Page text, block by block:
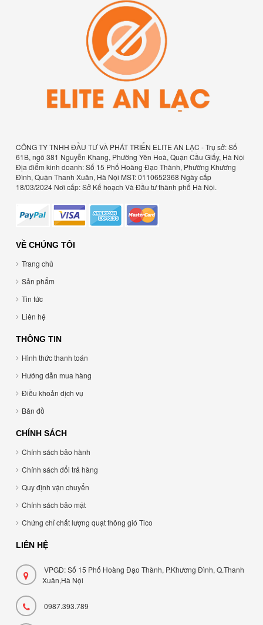
CÔNG TY TNHH ĐẦU TƯ VÀ PHÁT TRIỂN ELITE AN LẠC - Trụ sở: Số
61B, ngõ 381 Nguyễn Khang, Phường Yên Hoà, Quận Cầu Giấy, Hà Nội
Địa điểm kinh doanh: Số 15 Phố Hoàng Đạo Thành, Phường Khương
Đình, Quận Thanh Xuân, Hà Nội MST: 0110652368 Ngày cấp
18/03/2024 Nơi cấp: Sở Kế hoạch Và Đầu tư thành phố Hà Nội.
VỀ CHÚNG TÔI
Trang chủ
Sản phẩm
Tin tức
Liên hệ
THÔNG TIN
Hình thức thanh toán
Hướng dẫn mua hàng
Điều khoản dịch vụ
Bản đồ
CHÍNH SÁCH
Chính sách bảo hành
Chính sách đổi trả hàng
Quy định vận chuyển
Chính sách bảo mật
Chứng chỉ chất lượng quạt thông gió Tico
LIÊN HỆ
VPGD: Số 15 Phố Hoàng Đạo Thành, P.Khương Đình, Q.Thanh
Xuân,Hà Nội
0987.393.789